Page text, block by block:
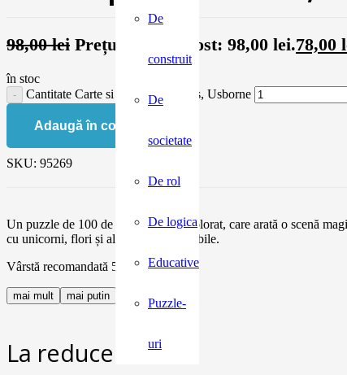
De
construit
De
societate
De rol
De logica
Educative
Puzzle-
uri
98,00lei Prețul inițial a fost: 98,00 lei.78,00
în stoc
Cantitate Carte si puzzle Unicorns, Usborne
Adaugă în coș
SKU: 95269
Un puzzle de 100 de piese, frumos colorat, care arată o scenă
cu unicorni, flori și alte creaturi adorabile.
Vârstă recomandată 5 ani +
mai mult mai putin
La reducere: